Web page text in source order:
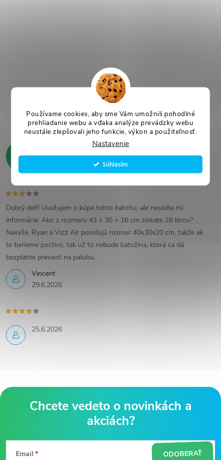
Používame cookies, aby sme Vám umožnili pohodlné
prehliadanie webu a vďaka analýze prevádzky webu
neustále zlepšovali jeho funkcie, výkon a použiteľnosť.
Nastavenie
Súhlasím
4,8 Hodnotenie zákazníkov
Zobraziť recenzie
Vincent
29.6.2026
Dobrý deň! Uvažujem o kúpe tohto batohu, ale nesedia mi
informácie. Ako z rozmeru 43 × 30 × 16 cm získate 28 litrov?
Navyše, Ryan a Vizz Air povoľujú rozmer 40x30x20 cm, takže ak
to berieme poctivo, tak už to nebude batožina, ktorá sa dá
bezplatne previesť na palubu.
25.6.2026
á
Email ODOBERAŤ